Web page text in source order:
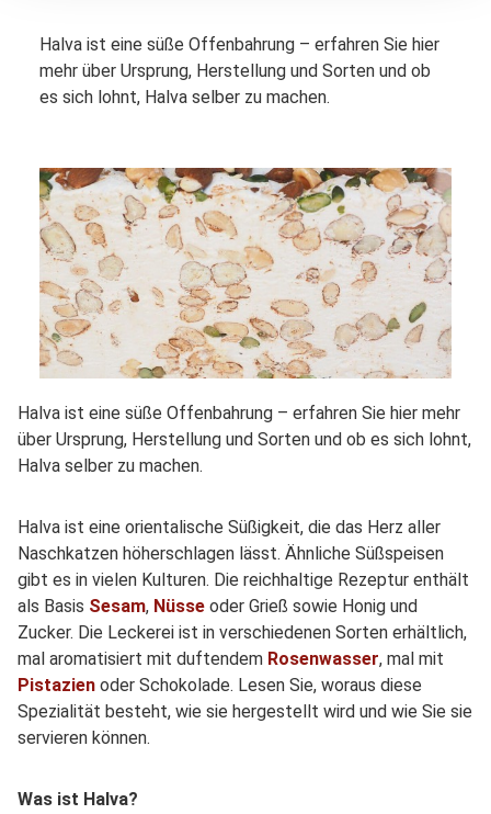
Halva ist eine süße Offenbahrung – erfahren Sie hier
mehr über Ursprung, Herstellung und Sorten und ob
es sich lohnt, Halva selber zu machen.
Halva ist eine süße Offenbahrung – erfahren Sie hier mehr
über Ursprung, Herstellung und Sorten und ob es sich lohnt,
Halva selber zu machen.
Halva ist eine orientalische Süßigkeit, die das Herz aller
Naschkatzen höherschlagen lässt. Ähnliche Süßspeisen
gibt es in vielen Kulturen. Die reichhaltige Rezeptur enthält
als Basis Sesam, Nüsse oder Grieß sowie Honig und
Zucker. Die Leckerei ist in verschiedenen Sorten erhältlich,
mal aromatisiert mit duftendem Rosenwasser, mal mit
Pistazien oder Schokolade. Lesen Sie, woraus diese
Spezialität besteht, wie sie hergestellt wird und wie Sie sie
servieren können.
Was ist Halva?